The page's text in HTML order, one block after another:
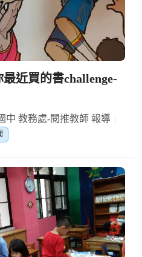
近買的書challenge-
中 教務處-閱推教師 報導